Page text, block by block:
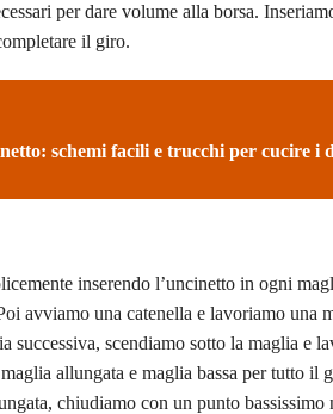
per dare volume alla borsa.
il giro.
schemi facili e trucchi per cucire i
inserendo l’uncinetto in ogni
avviamo una catenella e lavoriamo una
scendiamo sotto la maglia e
allungata e maglia bassa per tutto il
chiudiamo con un punto bassissimo